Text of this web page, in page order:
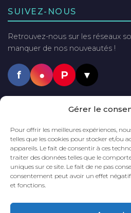
Gérer le
Pour offrir les meilleures expériences,
telles que les cookies pour stocker et/ou
appareils. Le fait de consentir à ces
traiter des données telles que le
uniques sur ce site. Le fait de ne pas
consentement peut avoir un effet
et fonctions.
SUIVEZ-NOUS
Retrouvez-nous sur les réseaux
manquer de nos nouveautés !
f ● P ▼
LIVRAISON GRATUITE
DÈS 60€
D'ACHAT*
*En France métropolitaine